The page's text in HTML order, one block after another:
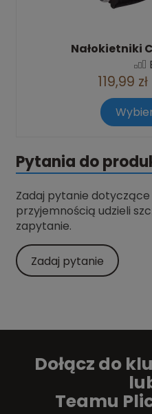
Nałokietniki
119,99 zł
Pytania do
Zadaj pytanie dotyczące
przyjemnością udzieli
zapytanie.
Zadaj pytanie
Dołącz do
Teamu